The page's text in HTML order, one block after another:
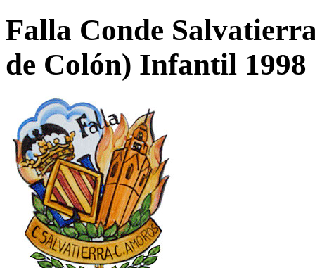
Falla Conde
de Colón) Infantil 1998